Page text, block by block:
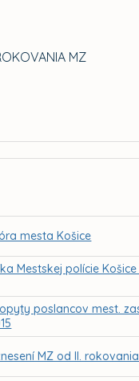
MZ
mesta Košice
Mestskej polície Košice
poslancov mest.
MZ od II.